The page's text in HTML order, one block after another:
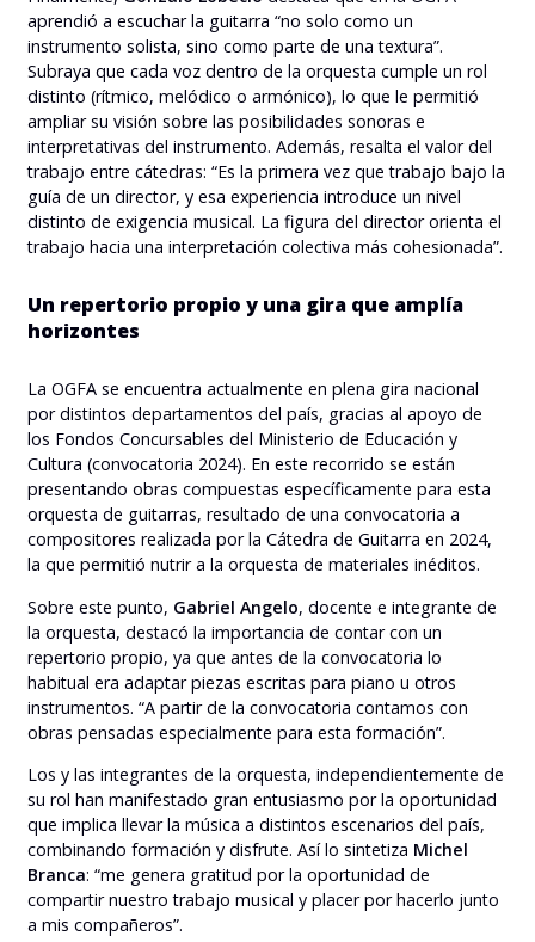
aprendió a escuchar la guitarra “no solo como un
instrumento solista, sino como parte de una textura”.
Subraya que cada voz dentro de la orquesta cumple un rol
distinto (rítmico, melódico o armónico), lo que le permitió
ampliar su visión sobre las posibilidades sonoras e
interpretativas del instrumento. Además, resalta el valor del
trabajo entre cátedras: “Es la primera vez que trabajo bajo la
guía de un director, y esa experiencia introduce un nivel
distinto de exigencia musical. La figura del director orienta el
trabajo hacia una interpretación colectiva más cohesionada”.
Un repertorio propio y una gira que amplía
horizontes
La OGFA se encuentra actualmente en plena gira nacional
por distintos departamentos del país, gracias al apoyo de
los Fondos Concursables del Ministerio de Educación y
Cultura (convocatoria 2024). En este recorrido se están
presentando obras compuestas específicamente para esta
orquesta de guitarras, resultado de una convocatoria a
compositores realizada por la Cátedra de Guitarra en 2024,
la que permitió nutrir a la orquesta de materiales inéditos.
Sobre este punto, Gabriel Angelo, docente e integrante de
la orquesta, destacó la importancia de contar con un
repertorio propio, ya que antes de la convocatoria lo
habitual era adaptar piezas escritas para piano u otros
instrumentos. “A partir de la convocatoria contamos con
obras pensadas especialmente para esta formación”.
Los y las integrantes de la orquesta, independientemente de
su rol han manifestado gran entusiasmo por la oportunidad
que implica llevar la música a distintos escenarios del país,
combinando formación y disfrute. Así lo sintetiza Michel
Branca: “me genera gratitud por la oportunidad de
compartir nuestro trabajo musical y placer por hacerlo junto
a mis compañeros”.